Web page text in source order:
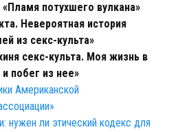
«Пламя потухшего вулкана»
Невероятная история
из секс-культа»
секс-культа. Моя жизнь в
побег из нее»
Американской
нужен ли этический кодекс для